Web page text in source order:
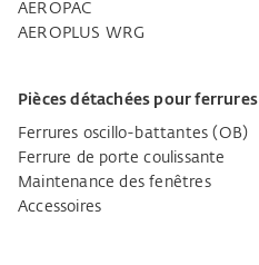
AEROPAC
AEROPLUS WRG
Pièces détachées pour ferrures
Ferrures oscillo-battantes (OB)
Ferrure de porte coulissante
Maintenance des fenêtres
Accessoires